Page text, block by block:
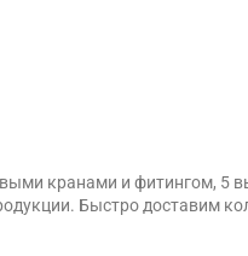
кранами и фитингом, 5
Быстро доставим